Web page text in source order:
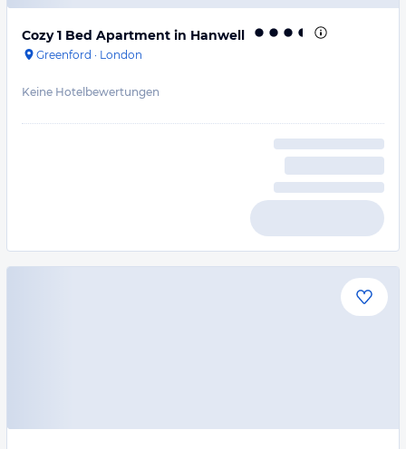
Cozy 1 Bed Apartment in Hanwell
Greenford · London
Keine Hotelbewertungen